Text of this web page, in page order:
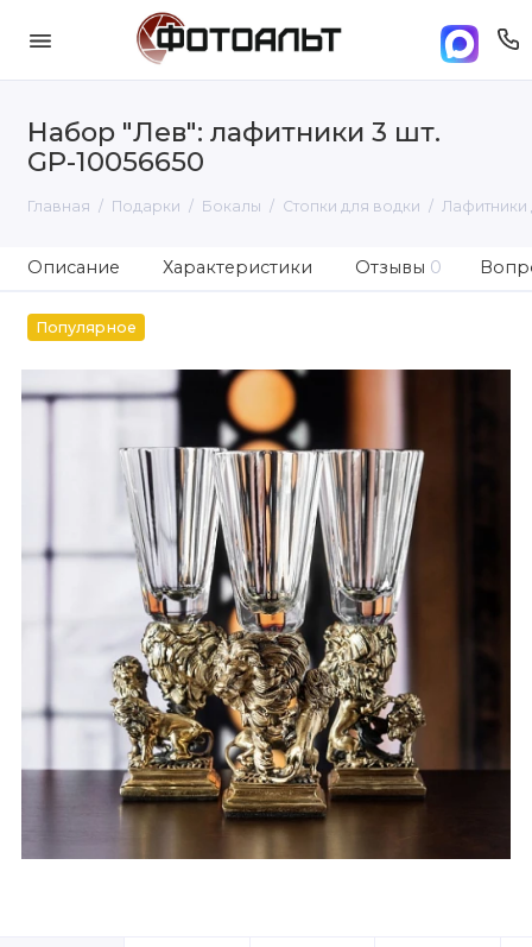
Набор "Лев": лафитники 3 шт.
GP-10056650
Главная Подарки Бокалы Стопки для водки Лафитники
Описание Характеристики Отзывы 0
Популярное